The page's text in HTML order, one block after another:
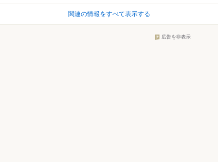
関連の情報をすべて表示する
広告を非表示